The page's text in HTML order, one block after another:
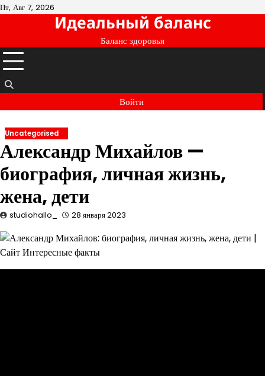
Перейти
Пт, Авг 7, 2026
Идеальный баланс
Баланс здоровья
Войти
Uncategorised
Александр Михайлов —
биография, личная жизнь,
жена, дети
studiohallo_ 28 января 2023